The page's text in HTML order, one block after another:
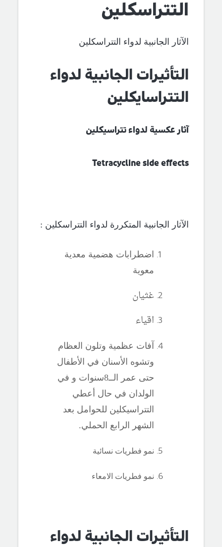
التتراسكلين
الآثار الجانبية لدواء التتراسكلين
التأثيرات الجانبية لدواء
التتراسايكلين
آثار عكسية لدواء تتراسيكلين
Tetracycline side effects
الآثار الجانبية المتكررة لدواء التتراسكلين :
اضطرابات هضمية معدية
معوية
غثيان
اقياء
آفات عظمية وتلون العظام
وتشوه الأسنان في الأطفال
حتى عمر الــ8سنوات و في
الولدان في حال أعطي
التتراسيكلين للحوامل بعد
الشهر الرابع الحملي.
نمو فطريات نسائية
نمو فطريات الامعاء
التأثيرات الجانبية لدواء